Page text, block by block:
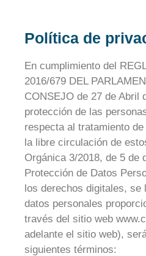
Política de
En cumplimiento del
2016/679 DEL
CONSEJO de 27 de Abril
protección de las
respecta al tratamiento
la libre circulación de
Orgánica 3/2018, de 5 de
Protección de Datos
los derechos digitales, se
datos personales
través del sitio web
adelante el sitio web),
siguientes términos: